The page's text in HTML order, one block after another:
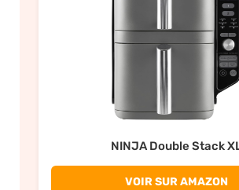
NINJA Double Stack
VOIR SUR AMAZON